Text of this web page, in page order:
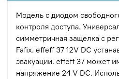
Модель с диодом
контроля доступа.
симметричная защелка с
Fafix. effeff 37 12V DC
эвакуации. effeff 37 может
напряжение 24 V DC.